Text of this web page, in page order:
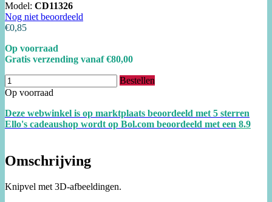
Model: CD11326
Nog niet beoordeeld
€0,85
Op voorraad
Gratis verzending vanaf €80,00
Bestellen
Op voorraad
Deze webwinkel is op marktplaats beoordeeld met 5 sterren
Ello's cadeaushop wordt op Bol.com beoordeeld met een 8.9
Omschrijving
Knipvel met 3D-afbeeldingen.